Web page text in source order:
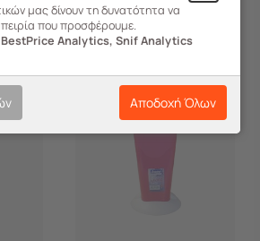
μας δίνουν τη δυνατότητα να
που προσφέρουμε.
Analytics, Snif Analytics
Αποδοχή Όλων